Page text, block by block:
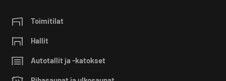
Toimitilat
Hallit
Autotallit ja -katokset